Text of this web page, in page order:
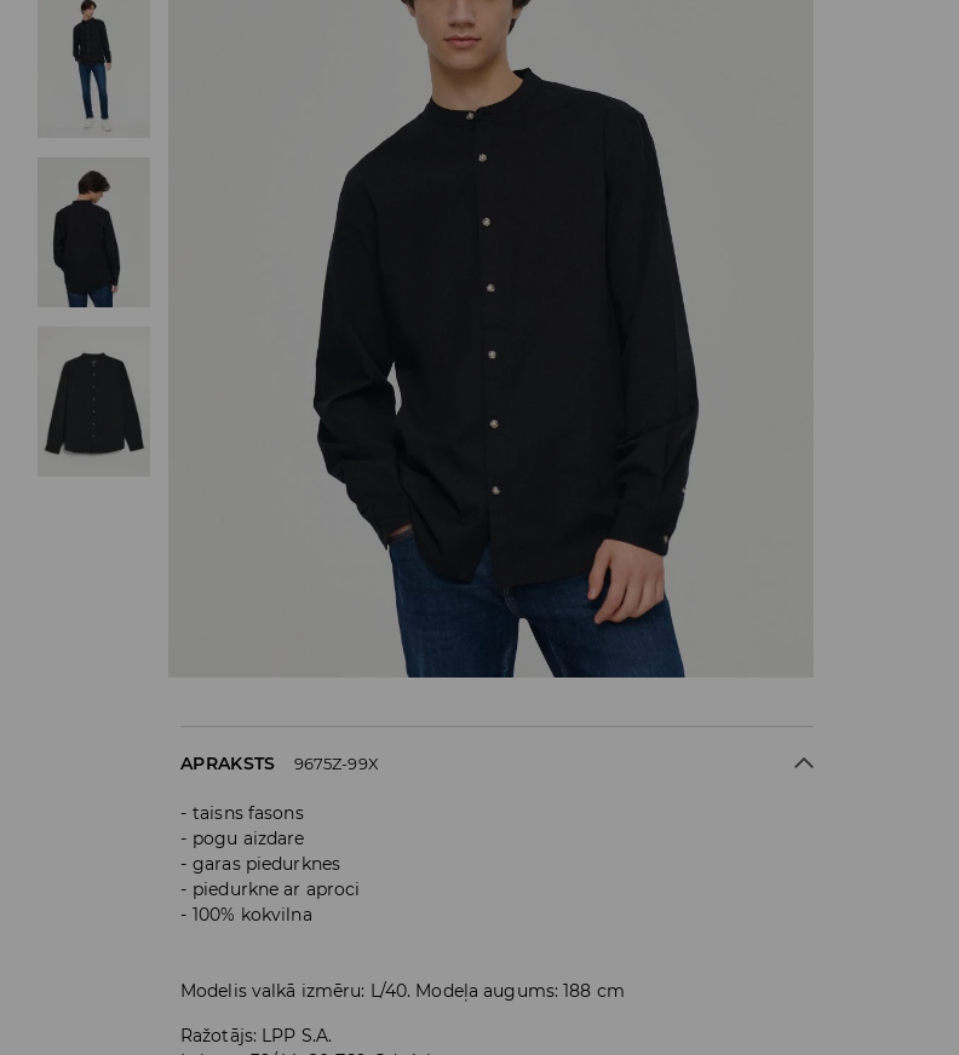
APRAKSTS 9675Z-99X
taisns fasons
pogu aizdare
garas piedurknes
piedurkne ar aproci
100% kokvilna
Modelis valkā izmēru: L/40. Modeļa augums: 188 cm
Ražotājs: LPP S.A.